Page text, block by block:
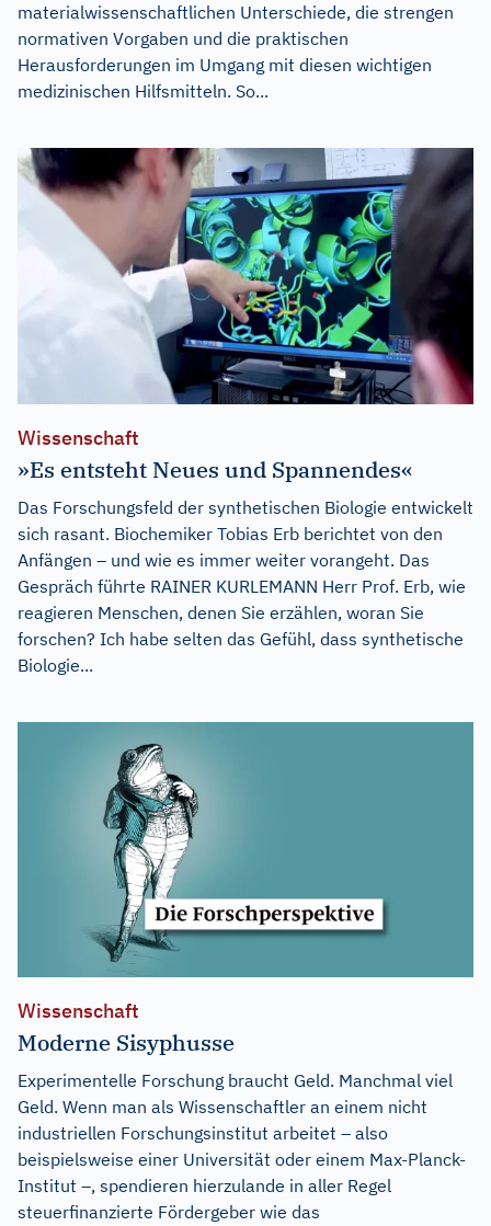
materialwissenschaftlichen Unterschiede, die strengen
normativen Vorgaben und die praktischen
Herausforderungen im Umgang mit diesen wichtigen
medizinischen Hilfsmitteln. So...
Wissenschaft
»Es entsteht Neues und Spannendes«
Das Forschungsfeld der synthetischen Biologie entwickelt
sich rasant. Biochemiker Tobias Erb berichtet von den
Anfängen – und wie es immer weiter vorangeht. Das
Gespräch führte RAINER KURLEMANN Herr Prof. Erb, wie
reagieren Menschen, denen Sie erzählen, woran Sie
forschen? Ich habe selten das Gefühl, dass synthetische
Biologie...
Wissenschaft
Moderne Sisyphusse
Experimentelle Forschung braucht Geld. Manchmal viel
Geld. Wenn man als Wissenschaftler an einem nicht
industriellen Forschungsinstitut arbeitet – also
beispielsweise einer Universität oder einem Max-Planck-
Institut –, spendieren hierzulande in aller Regel
steuerfinanzierte Fördergeber wie das